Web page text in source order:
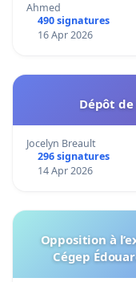
Ahmed
490 signatures
16 Apr 2026
Dépôt
Jocelyn Breault
296 signatures
14 Apr 2026
Opposition à
Cégep